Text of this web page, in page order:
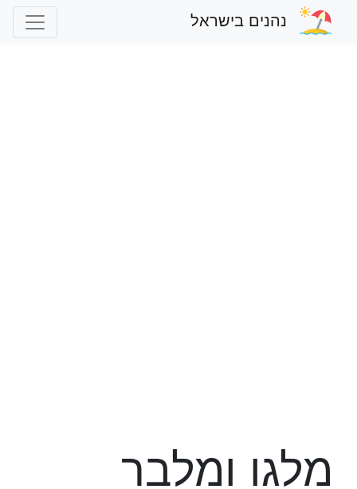
נהנים בישראל
מלגו ומלבר